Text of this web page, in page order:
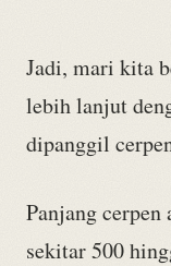
Jadi, mari kita
lebih lanjut
dipanggil
Panjang cerpen
sekitar 500